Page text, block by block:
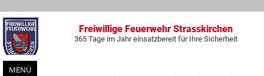
Freiwillige Feuerwehr Strasskirchen
365 Tage im Jahr einsatzbereit für Ihre Sicherheit
MENÜ